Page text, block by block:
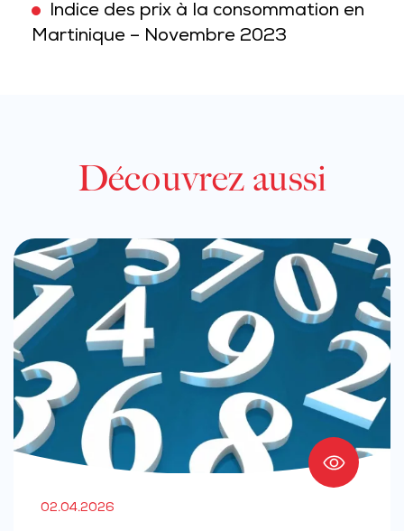
Indice des prix à la consommation en
Martinique – Novembre 2023
Découvrez aussi
02.04.2026